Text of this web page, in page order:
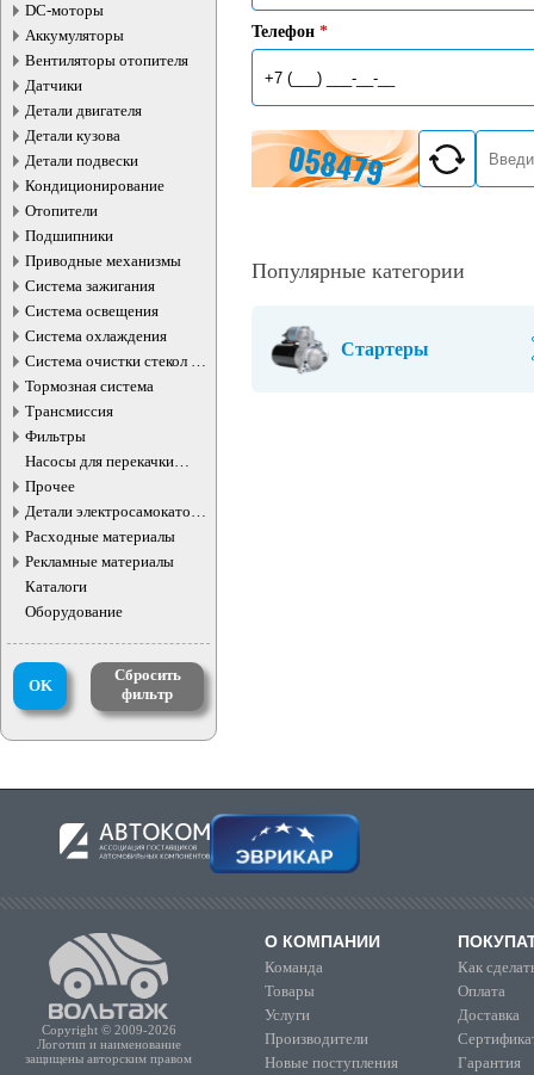
DC-моторы
Аккумуляторы
Вентиляторы отопителя
Датчики
Детали двигателя
Детали кузова
Детали подвески
Кондиционирование
Отопители
Подшипники
Приводные механизмы
Система зажигания
Система освещения
Система охлаждения
Система очистки стекол и
фар
Тормозная система
Трансмиссия
Фильтры
Насосы для перекачки
жидкостей
Прочее
Детали электросамокатов и
электротранспорта
Расходные материалы
Рекламные материалы
Каталоги
Оборудование
OK
Сбросить
фильтр
Телефон *
Популярные категории
Стартеры
Copyright © 2009-2026
Логотип и наименование
защищены авторским правом
О КОМПАНИИ
Команда
Товары
Услуги
Производители
Новые поступления
Как
Оплата
Доставка
Гарантия